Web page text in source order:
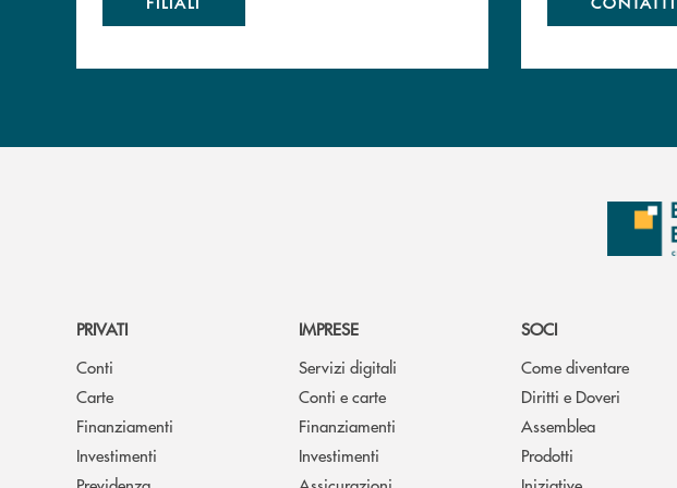
PRIVATI
Conti
Carte
Finanziamenti
Investimenti
IMPRESE
Servizi digitali
Conti e carte
Finanziamenti
Investimenti
SOCI
Come diventare
Diritti e Doveri
Assemblea
Prodotti